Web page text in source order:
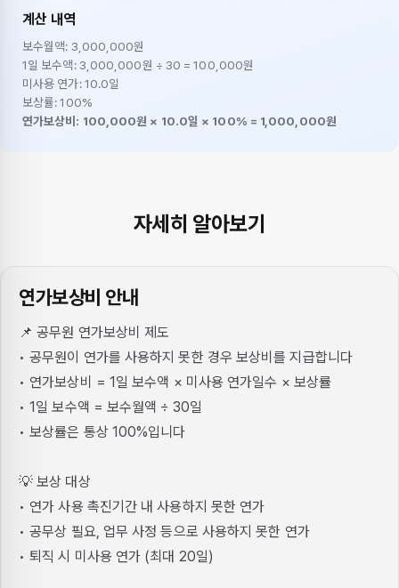
계산 내역
보수월액: 3,000,000원
1일 보수액: 3,000,000원 ÷ 30 = 100,000원
미사용 연가: 10.0일
보상률: 100%
연가보상비: 100,000원 × 10.0일 × 100% = 1,000,000원
자세히 알아보기
연가보상비 안내
📌 공무원 연가보상비 제도
• 공무원이 연가를 사용하지 못한 경우 보상비를 지급합니다
• 연가보상비 = 1일 보수액 × 미사용 연가일수 × 보상률
• 1일 보수액 = 보수월액 ÷ 30일
• 보상률은 통상 100%입니다
💡 보상 대상
• 연가 사용 촉진기간 내 사용하지 못한 연가
• 공무상 필요, 업무 사정 등으로 사용하지 못한 연가
• 퇴직 시 미사용 연가 (최대 20일)